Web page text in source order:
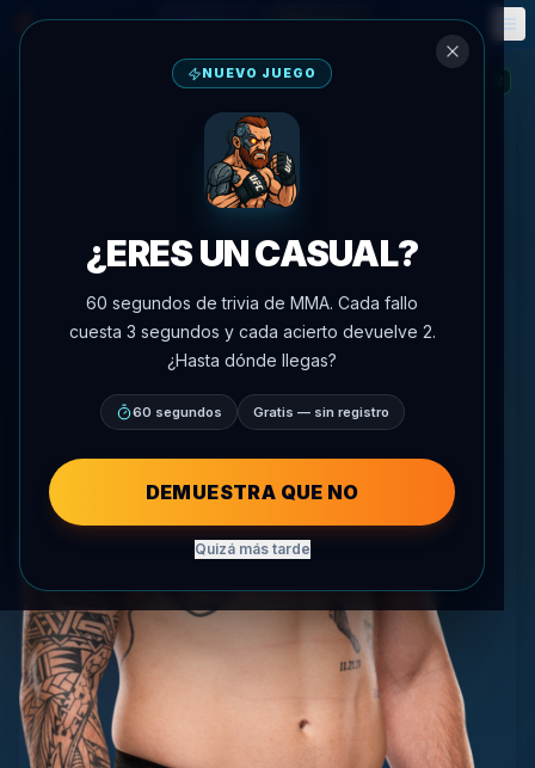
🎮 Fantasía 📅 Eventos
NUEVO JUEGO
¿ERES UN CASUAL?
60 segundos de trivia de MMA. Cada fallo
cuesta 3 segundos y cada acierto devuelve 2.
¿Hasta dónde llegas?
60 segundos Gratis — sin registro
DEMUESTRA QUE NO
Quizá más tarde